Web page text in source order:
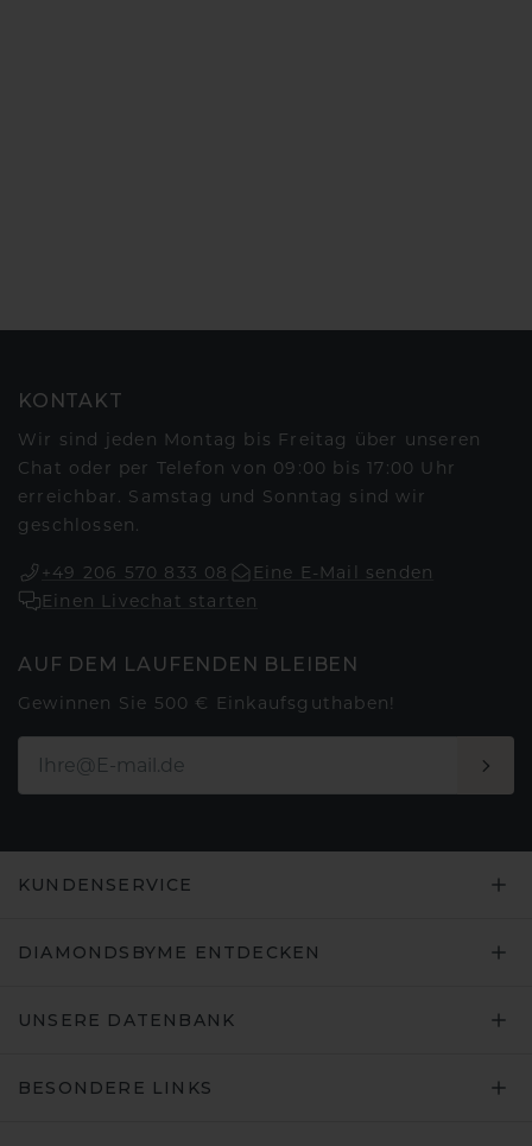
KONTAKT
Wir sind jeden Montag bis Freitag über unseren
Chat oder per Telefon von 09:00 bis 17:00 Uhr
erreichbar. Samstag und Sonntag sind wir
geschlossen.
+49 206 570 833 08
Eine E-Mail senden
Einen Livechat starten
AUF DEM LAUFENDEN BLEIBEN
Gewinnen Sie 500 € Einkaufsguthaben!
KUNDENSERVICE
DIAMONDSBYME ENTDECKEN
UNSERE DATENBANK
BESONDERE LINKS